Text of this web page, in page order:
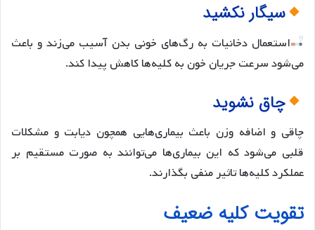
سیگار نکشید
استعمال دخانیات به رگ‌های خونی بدن آسیب می‌زند و باعث
می‌شود سرعت جریان خون به کلیه‌ها کاهش پیدا کند.
چاق نشوید
چاقی و اضافه وزن باعث بیماری‌هایی همچون دیابت و مشکلات
قلبی می‌شود که این بیماری‌ها می‌توانند به صورت مستقیم بر
عملکرد کلیه‌ها تاثیر منفی بگذارند.
تقویت کلیه ضعیف